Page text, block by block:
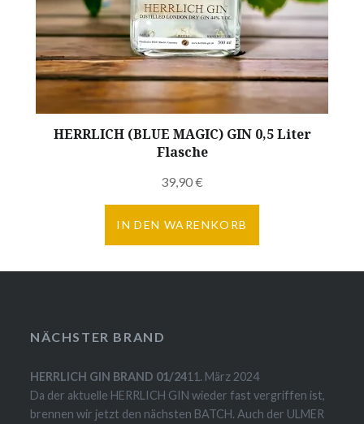
HERRLICH (BLUE MAGIC) GIN 0,5 Liter
Flasche
39,90€
IN DEN WARENKORB
NÄCHSTER BRAND
HERRLICH GIN BRAND 01/2411. März 2024
Da der aktuelle HERRLICH GIN wieder fast vergriffen ist,
brennen wir jetzt den nächsten BATCH. Auch der ULMER